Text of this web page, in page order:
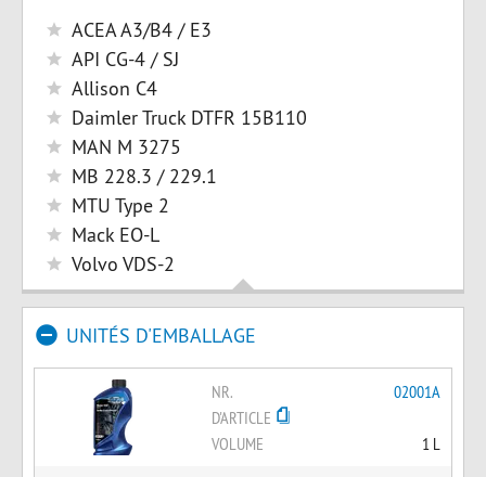
ACEA A3/B4 / E3
API CG-4 / SJ
Allison C4
Daimler Truck DTFR 15B110
MAN M 3275
MB 228.3 / 229.1
MTU Type 2
Mack EO-L
Volvo VDS-2
UNITÉS D'EMBALLAGE
NR.
D'ARTICLE
02001A
VOLUME 1 L